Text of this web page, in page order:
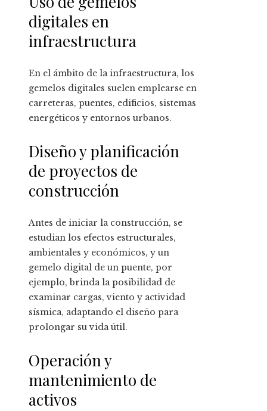
digitales en
infraestructura
En el ámbito de la infraestructura, los
gemelos digitales suelen emplearse en
carreteras, puentes, edificios, sistemas
energéticos y entornos urbanos.
Diseño y planificación
de proyectos de
construcción
Antes de iniciar la construcción, se
estudian los efectos estructurales,
ambientales y económicos, y un
gemelo digital de un puente, por
ejemplo, brinda la posibilidad de
examinar cargas, viento y actividad
sísmica, adaptando el diseño para
prolongar su vida útil.
Operación y
mantenimiento de
activos